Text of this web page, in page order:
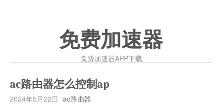
免费加速器
免费加速器APP下载
ac路由器怎么控制ap
2024年5月22日 ac路由器